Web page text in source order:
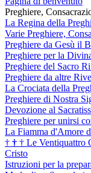
Preghiere,
La Regina della
Varie Preghiere,
Preghiere da Gesù il
Preghiere per la
Preghiere del Sacro
Preghiere da altre
La Crociata della
Preghiere di Nostra
Devozione al
Preghiere per unirsi
La Fiamma d'Amore
† † † Le Ventiquattro
Cristo
Istruzioni per la